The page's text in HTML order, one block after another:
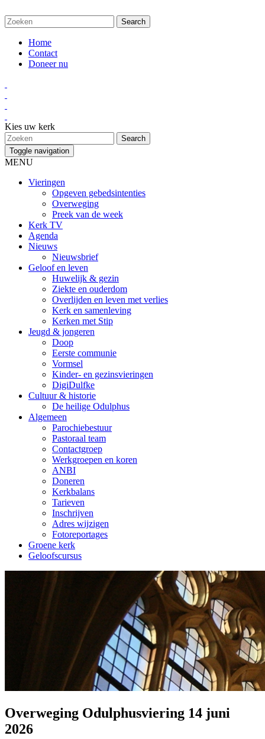
Home
Contact
Doneer nu
Kies uw kerk
Toggle navigation
MENU
Vieringen
Opgeven gebedsintenties
Overweging
Preek van de week
Kerk TV
Agenda
Nieuws
Nieuwsbrief
Geloof en leven
Huwelijk & gezin
Ziekte en ouderdom
Overlijden en leven met verlies
Kerk en samenleving
Kerken met Stip
Jeugd & jongeren
Doop
Eerste communie
Vormsel
Kinder- en gezinsvieringen
DigiDulfke
Cultuur & historie
De heilige Odulphus
Algemeen
Parochiebestuur
Pastoraal team
Contactgroep
Werkgroepen en koren
ANBI
Doneren
Kerkbalans
Tarieven
Inschrijven
Adres wijzigen
Fotoreportages
Groene kerk
Geloofscursus
Overweging Odulphusviering 14 juni
2026